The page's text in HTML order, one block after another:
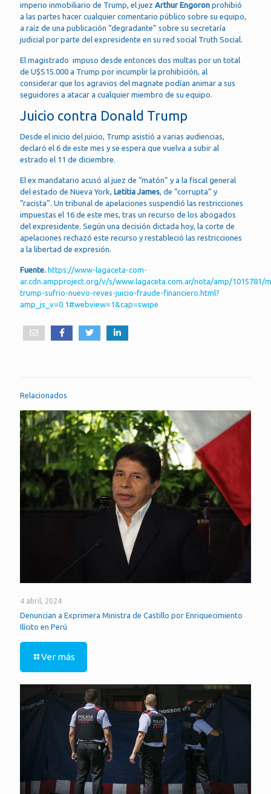
imperio inmobiliario de Trump, el juez Arthur Engoron prohibió
a las partes hacer cualquier comentario público sobre su equipo,
a raíz de una publicación “degradante” sobre su secretaría
judicial por parte del expresidente en su red social Truth Social.
El magistrado impuso desde entonces dos multas por un total
de U$S15.000 a Trump por incumplir la prohibición, al
considerar que los agravios del magnate podían animar a sus
seguidores a atacar a cualquier miembro de su equipo.
Juicio contra Donald Trump
Desde el inicio del juicio, Trump asistió a varias audiencias,
declaró el 6 de este mes y se espera que vuelva a subir al
estrado el 11 de diciembre.
El ex mandatario acusó al juez de “matón” y a la fiscal general
del estado de Nueva York, Letitia James, de “corrupta” y
“racista”. Un tribunal de apelaciones suspendió las restricciones
impuestas el 16 de este mes, tras un recurso de los abogados
del expresidente. Según una decisión dictada hoy, la corte de
apelaciones rechazó este recurso y restableció las restricciones
a la libertad de expresión.
Fuente. https://www-lagaceta-com-
ar.cdn.ampproject.org/v/s/www.lagaceta.com.ar/nota/amp/1015781/
trump-sufrio-nuevo-reves-juicio-fraude-financiero.html?
amp_js_v=0.1#webview=1&cap=swipe
Relacionados
4 abril, 2024
Denuncian a Exprimera Ministra de Castillo por Enriquecimiento
Ilícito en Perú
Ver más